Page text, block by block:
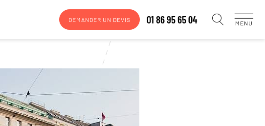
DEMANDER UN DEVIS 01 86 95 65 04 MENU